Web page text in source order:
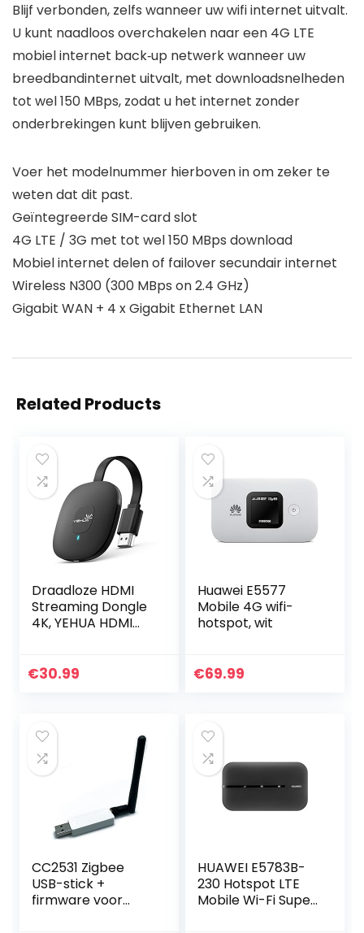
Blijf verbonden, zelfs wanneer uw wifi internet uitvalt.
U kunt naadloos overchakelen naar een 4G LTE
mobiel internet back‑up netwerk wanneer uw
breedbandinternet uitvalt, met downloadsnelheden
tot wel 150 MBps, zodat u het internet zonder
onderbrekingen kunt blijven gebruiken.
Voer het modelnummer hierboven in om zeker te
weten dat dit past.
Geïntegreerde SIM-card slot
4G LTE / 3G met tot wel 150 MBps download
Mobiel internet delen of failover secundair internet
Wireless N300 (300 MBps on 2.4 GHz)
Gigabit WAN + 4 x Gigabit Ethernet LAN
Related Products
Draadloze HDMI
Streaming Dongle
4K, YEHUA HDMI
Ondersteuning
€30.99
Huawei E5577
Mobile 4G wifi-
hotspot, wit
€69.99
CC2531 Zigbee
USB-stick +
firmware voor
HUAWEI E5783B-
230 Hotspot LTE
Mobile Wi-Fi Super